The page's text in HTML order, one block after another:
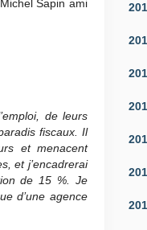
Sapin ami
de leurs
fiscaux. Il
et menacent
et j’encadrerai
de 15 %. Je
d’une agence